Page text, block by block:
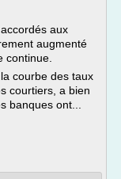
aux
augmenté
continue.
courbe des taux
courtiers, a bien
banques ont...